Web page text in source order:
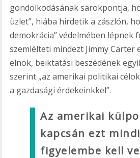
gondolkodásának sarokpontja,
üzlet”, hiába hirdetik a zászlón,
demokrácia” védelmében lépnek
szemlélteti mindezt Jimmy Carter
elnök, beiktatási beszédének
szerint „az amerikai politikai
a gazdasági érdekeinkkel”.
Az amerikai
kapcsán ezt
figyelembe kell